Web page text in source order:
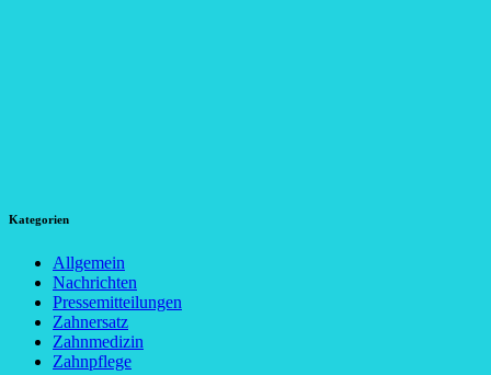
Kategorien
Allgemein
Nachrichten
Pressemitteilungen
Zahnersatz
Zahnmedizin
Zahnpflege